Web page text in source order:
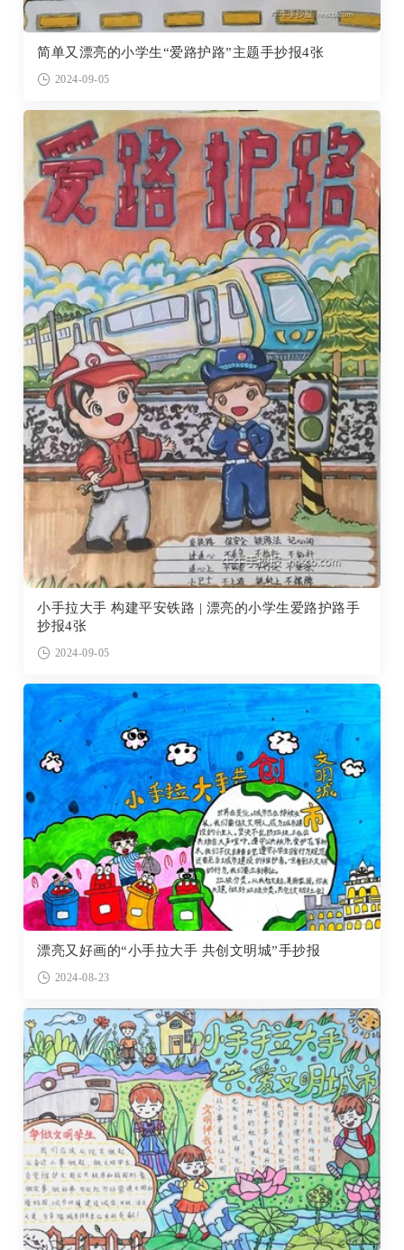
简单又漂亮的小学生“爱路护路”主题手抄报4张
2024-09-05
小手拉大手 构建平安铁路 | 漂亮的小学生爱路护路手
抄报4张
2024-09-05
漂亮又好画的“小手拉大手 共创文明城”手抄报
2024-08-23